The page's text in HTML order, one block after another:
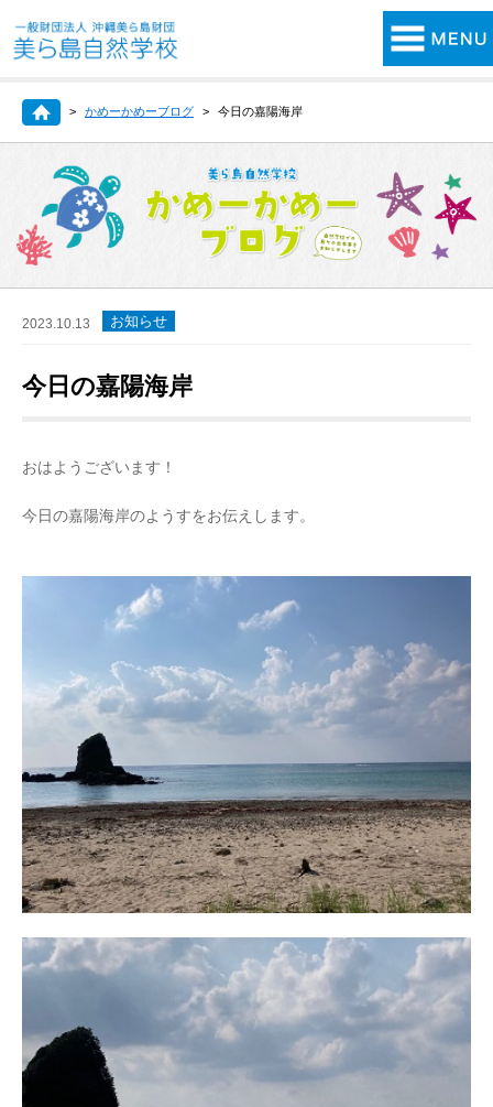
かめーかめーブログ 今日の嘉陽海岸
2023.10.13 お知らせ
今日の嘉陽海岸
おはようございます！
今日の嘉陽海岸のようすをお伝えします。